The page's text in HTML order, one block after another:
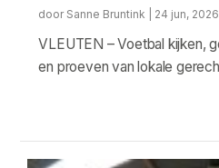
door Sanne Bruntink 24 jun, 2026
VLEUTEN – Voetbal kijken,
en proeven van lokale